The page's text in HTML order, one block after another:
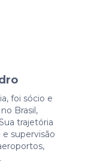
foi sócio e
Brasil,
trajetória
supervisão